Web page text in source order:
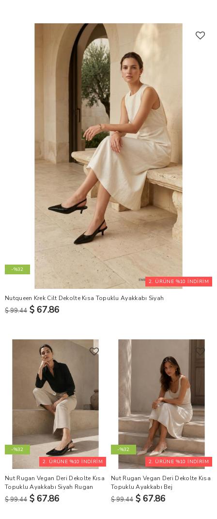
2. ÜRÜNE %10 İNDİRİM
-%32
Nutqueen Krek Cilt Dekolte Kısa Topuklu Ayakkabı Siyah
$ 99.44 $ 67.86
2. ÜRÜNE %10 İNDİRİM
-%32
Nut Rugan Vegan Deri Dekolte Kısa
Topuklu Ayakkabı Siyah Rugan
$ 99.44 $ 67.86
2. ÜRÜNE %10 İNDİRİM
-%32
Nut Rugan Vegan Deri Dekolte Kısa
Topuklu Ayakkabı Bej
$ 99.44 $ 67.86